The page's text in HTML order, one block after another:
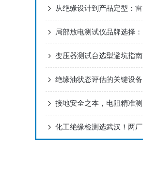
变压器测试台选型避坑指南